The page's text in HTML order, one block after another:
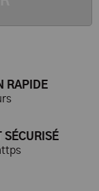
RAPIDE
SÉCURISÉ